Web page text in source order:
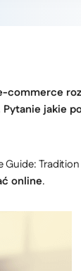
jakie
Tradition
online.